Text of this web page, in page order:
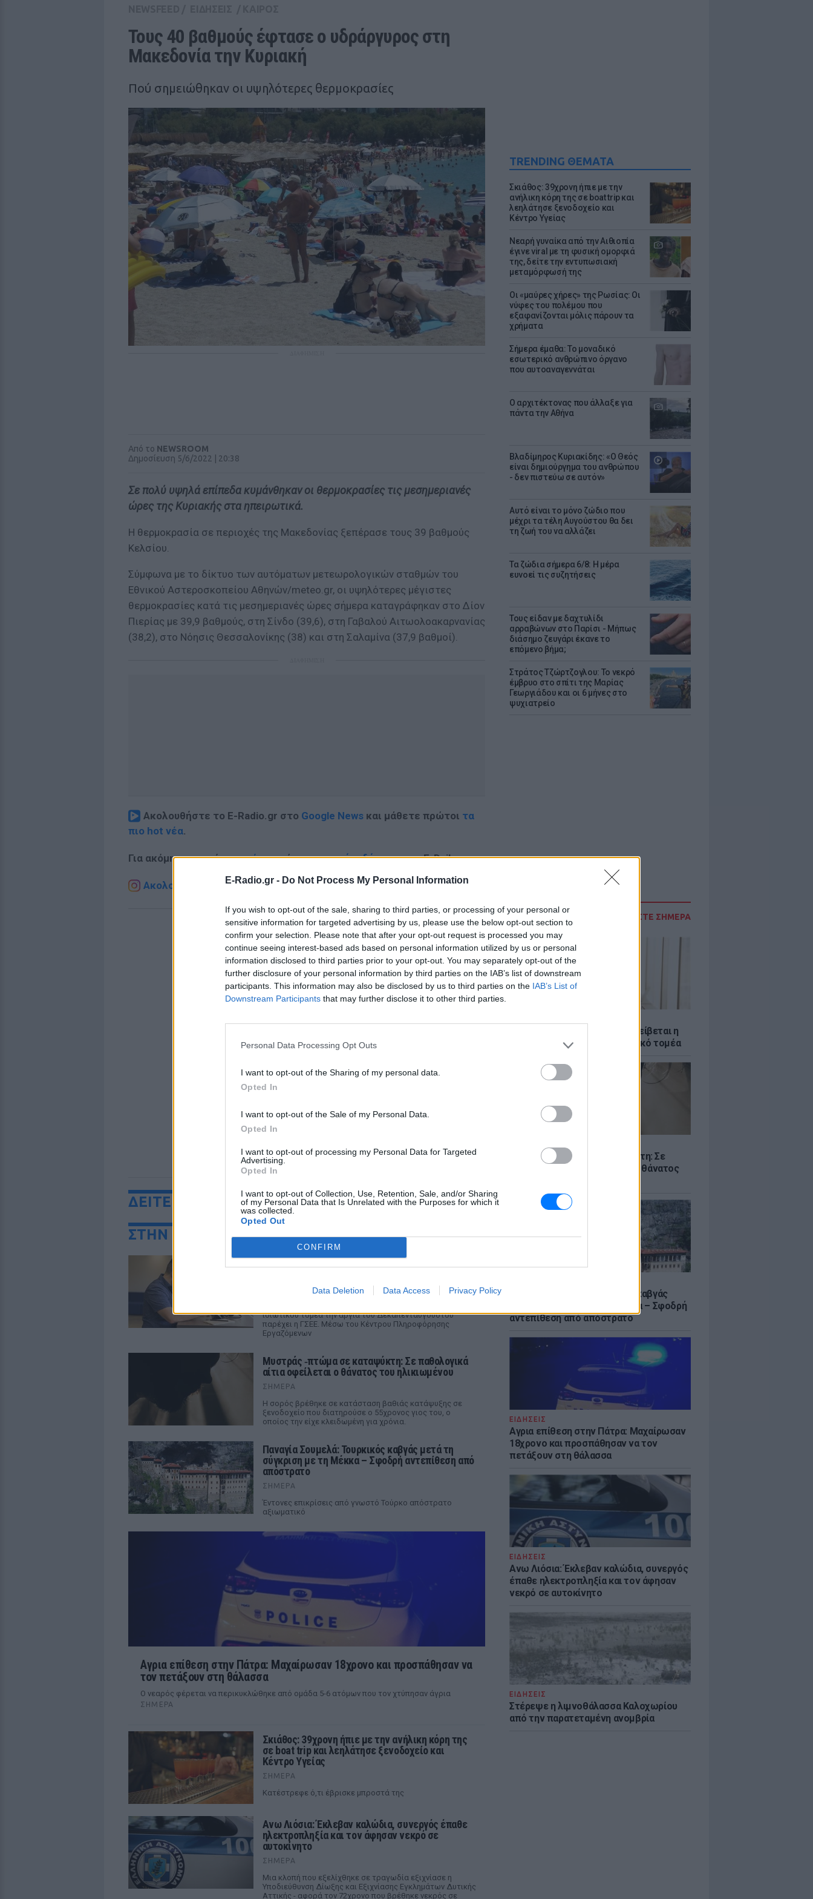
E-Radio.gr - Do Not Process My Personal Information
If you wish to opt-out of the sale, sharing to third parties, or processing of your personal or
sensitive information for targeted advertising by us, please use the below opt-out section to
confirm your selection. Please note that after your opt-out request is processed you may
continue seeing interest-based ads based on personal information utilized by us or personal
information disclosed to third parties prior to your opt-out. You may separately opt-out of the
further disclosure of your personal information by third parties on the IAB’s list of downstream
participants. This information may also be disclosed by us to third parties on the IAB’s List of
Downstream Participants that may further disclose it to other third parties.
Personal Data Processing Opt Outs
I want to opt-out of the Sharing of my personal data.
Opted In
I want to opt-out of the Sale of my Personal Data.
Opted In
I want to opt-out of processing my Personal Data for Targeted
Advertising.
Opted In
I want to opt-out of Collection, Use, Retention, Sale, and/or Sharing
of my Personal Data that Is Unrelated with the Purposes for which it
was collected.
Opted Out
CONFIRM
Data Deletion Data Access Privacy Policy
TRENDING ΘΕΜΑΤΑ
Σκιάθος: 39χρονη ήπιε με την
ανήλικη κόρη της σε boat trip και
λεηλάτησε ξενοδοχείο και
Κέντρο Υγείας
Νεαρή γυναίκα από την Αιθιοπία
έγινε viral με τη φυσική ομορφιά
της, δείτε την εντυπωσιακή
μεταμόρφωσή της
Οι «μαύρες χήρες» της Ρωσίας: Οι
νύφες του πολέμου που
εξαφανίζονται μόλις πάρουν τα
χρήματα
Σήμερα έμαθα: Το μοναδικό
εσωτερικό ανθρώπινο όργανο
που αυτοαναγεννάται
Ο αρχιτέκτονας που άλλαξε για
πάντα την Αθήνα
Βλαδίμηρος Κυριακίδης: «Ο Θεός
είναι δημιούργημα του ανθρώπου
- δεν πιστεύω σε αυτόν»
Αυτό είναι το μόνο ζώδιο που
μέχρι τα τέλη Αυγούστου θα δει
τη ζωή του να αλλάζει
Τα ζώδια σήμερα 6/8: Η μέρα
ευνοεί τις συζητήσεις
Τους είδαν με δαχτυλίδι
αρραβώνων στο Παρίσι - Μήπως
διάσημο ζευγάρι έκανε το
επόμενο βήμα;
Στράτος Τζώρτζογλου: Το νεκρό
έμβρυο στο σπίτι της Μαρίας
Γεωργιάδου και οι 6 μήνες στο
ψυχιατρείο
ΔΙΑΒΑΣΤΕ ΣΗΜΕΡΑ
Δεκαπενταύγουστος: Πώς αμείβεται η
εργασία την αργία στον ιδιωτικό τομέα
Μυστράς -πτώμα σε καταψύκτη: Σε
παθολογικά αίτια οφείλεται ο θάνατος
Παναγία Σουμελά: Τουρκικός καβγάς
μετά τη σύγκριση με τη Μέκκα – Σφοδρή
αντεπίθεση από απόστρατο
ΕΙΔΗΣΕΙΣ
Αγρια επίθεση στην Πάτρα: Μαχαίρωσαν
18χρονο και προσπάθησαν να τον
πετάξουν στη θάλασσα
ΕΙΔΗΣΕΙΣ
Ανω Λιόσια: Έκλεβαν καλώδια, συνεργός
έπαθε ηλεκτροπληξία και τον άφησαν
νεκρό σε αυτοκίνητο
ΕΙΔΗΣΕΙΣ
Στέρεψε η λιμνοθάλασσα Καλοχωρίου
από την παρατεταμένη ανομβρία
Τους 40 βαθμούς έφτασε ο υδράργυρος στη
Μακεδονία την Κυριακή
Πού σημειώθηκαν οι υψηλότερες θερμοκρασίες
Από το NEWSROOM
Δημοσίευση 5/6/2022 | 20:38
Σε πολύ υψηλά επίπεδα κυμάνθηκαν οι θερμοκρασίες τις μεσημεριανές
ώρες της Κυριακής στα ηπειρωτικά.
Η θερμοκρασία σε περιοχές της Μακεδονίας ξεπέρασε τους 39 βαθμούς
Κελσίου.
Σύμφωνα με το δίκτυο των αυτόματων μετεωρολογικών σταθμών του
Εθνικού Αστεροσκοπείου Αθηνών/meteo.gr, οι υψηλότερες μέγιστες
θερμοκρασίες κατά τις μεσημεριανές ώρες σήμερα καταγράφηκαν στο Δίον
Πιερίας με 39,9 βαθμούς, στη Σίνδο (39,6), στη Γαβαλού Αιτωολοακαρνανίας
(38,2), στο Νόησις Θεσσαλονίκης (38) και στη Σαλαμίνα (37,9 βαθμοί).
Ακολουθήστε το E-Radio.gr στο Google News και μάθετε πρώτοι τα
πιο hot νέα.
Για ακόμη περισσότερανέα, μπείτε στηνροή ειδήσεωντου E-Daily.gr
Ακολουθήστε το E-Radio.gr και στο Instagram
ΔΙΑΦΗΜΙΣΗ
ΔΕΙΤΕ ΕΠΙΣΗΣ
ΣΤΗΝ ΙΔΙΑ ΚΑΤΗΓΟΡΙΑ
Δεκαπενταύγουστος: Πώς αμείβεται η εργασία
ιδιωτικού τομέα την αργία του Δεκαπενταύγουστου
παρέχει η ΓΣΕΕ. Μέσω του Κέντρου Πληροφόρησης
Εργαζόμενων
Μυστράς ‑πτώμα σε καταψύκτη: Σε παθολογικά
αίτια οφείλεται ο θάνατος του ηλικιωμένου
ΣΉΜΕΡΑ
Η σορός βρέθηκε σε κατάσταση βαθιάς κατάψυξης σε
ξενοδοχείο που διατηρούσε ο 55χρονος γιος του, ο
οποίος την είχε κλειδωμένη για χρόνια.
Παναγία Σουμελά: Τουρκικός καβγάς μετά τη
σύγκριση με τη Μέκκα – Σφοδρή αντεπίθεση από
απόστρατο
ΣΉΜΕΡΑ
Έντονες επικρίσεις από γνωστό Τούρκο απόστρατο
αξιωματικό
Αγρια επίθεση στην Πάτρα: Μαχαίρωσαν 18χρονο και προσπάθησαν να
τον πετάξουν στη θάλασσα
Ο νεαρός φέρεται να περικυκλώθηκε από ομάδα 5-6 ατόμων που τον χτύπησαν άγρια
ΣΉΜΕΡΑ
Σκιάθος: 39χρονη ήπιε με την ανήλικη κόρη της
σε boat trip και λεηλάτησε ξενοδοχείο και
Κέντρο Υγείας
ΣΉΜΕΡΑ
Κατέστρεφε ό,τι έβρισκε μπροστά της
Ανω Λιόσια: Έκλεβαν καλώδια, συνεργός έπαθε
ηλεκτροπληξία και τον άφησαν νεκρό σε
αυτοκίνητο
ΣΉΜΕΡΑ
Μια κλοπή που εξελίχθηκε σε τραγωδία εξιχνίασε η
Υποδιεύθυνση Δίωξης και Εξιχνίασης Εγκλημάτων Δυτικής
Αττικής - αφορά τον 72χρονο που βρέθηκε νεκρός σε